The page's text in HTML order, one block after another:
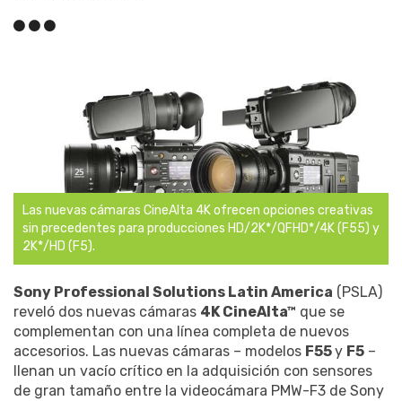
Las nuevas cámaras CineAlta 4K ofrecen opciones creativas
sin precedentes para producciones HD/2K*/QFHD*/4K (F55) y
2K*/HD (F5).
Sony Professional Solutions Latin America (PSLA)
reveló dos nuevas cámaras 4K CineAlta™ que se
complementan con una línea completa de nuevos
accesorios. Las nuevas cámaras – modelos F55y F5 –
llenan un vacío crítico en la adquisición con sensores
de gran tamaño entre la videocámara PMW-F3 de Sony